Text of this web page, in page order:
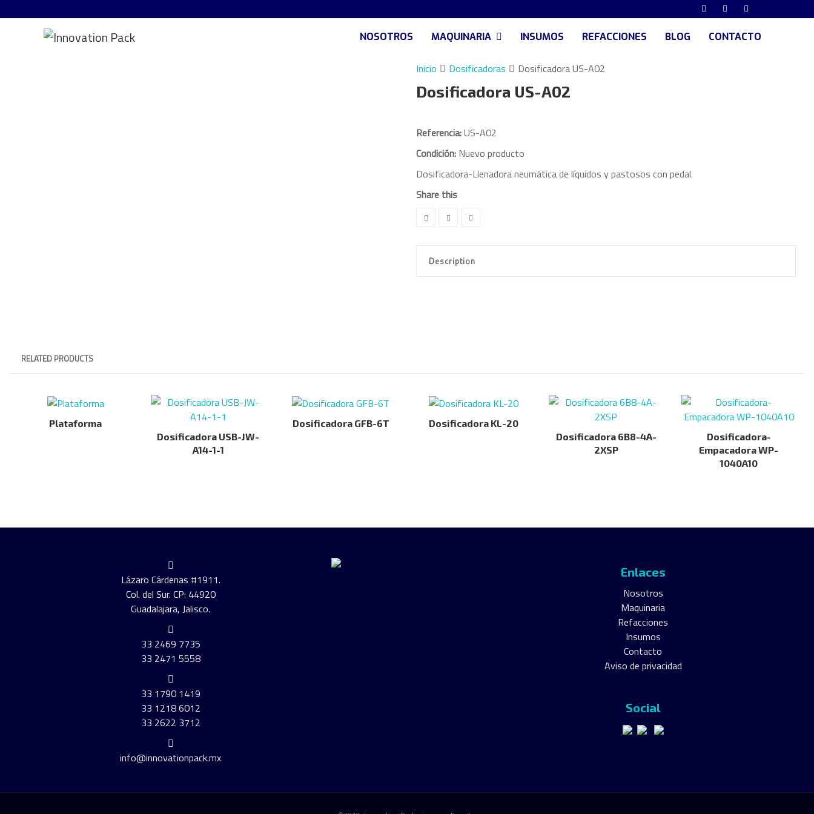
NOSOTROS MAQUINARIA INSUMOS REFACCIONES BLOG CONTACTO
Inicio Dosificadoras Dosificadora US-A02
Dosificadora US-A02
Referencia:US-A02
Condición: Nuevo producto
Dosificadora-Llenadora neumática de líquidos y pastosos con pedal.
Share this
Description
RELATED PRODUCTS
Plataforma
Dosificadora USB-JW-
A14-1-1
Dosificadora GFB-6T
Dosificadora KL-20
Dosificadora 6B8-4A-
2XSP
Dosificadora-
Empacadora WP-
1040A10
Lázaro Cárdenas #1911.
Col. del Sur. CP: 44920
Guadalajara, Jalisco.
33 2469 7735
33 2471 5558
33 1790 1419
33 1218 6012
33 2622 3712
info@innovationpack.mx
Enlaces
Nosotros
Maquinaria
Refacciones
Insumos
Contacto
Aviso de privacidad
Social